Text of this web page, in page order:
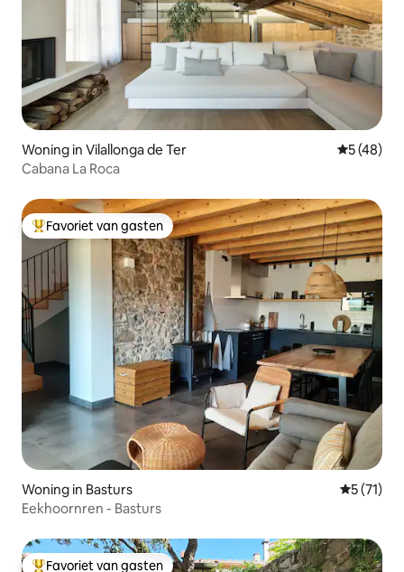
Woning in Vilallonga de Ter
5 (48)
Cabana La Roca
Topfavoriet van gasten
Favoriet van gasten
Woning in Basturs
5 (71)
Eekhoornren - Basturs
Favoriet van gasten